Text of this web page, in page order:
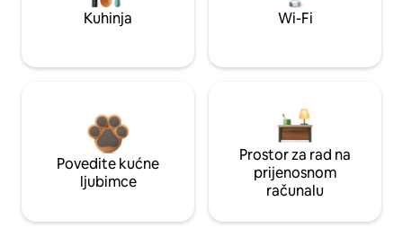
Kuhinja Wi-Fi
Povedite kućne
ljubimce
Prostor za rad na
prijenosnom
računalu